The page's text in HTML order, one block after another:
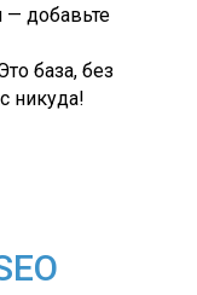
— добавьте
база, без
никуда!